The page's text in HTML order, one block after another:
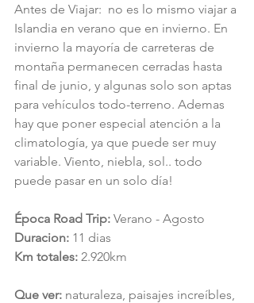
Antes de Viajar:  no es lo mismo viajar a
Islandia en verano que en invierno. En
invierno la mayoría de carreteras de
montaña permanecen cerradas hasta
final de junio, y algunas solo son aptas
para vehículos todo-terreno. Ademas
hay que poner especial atención a la
climatología, ya que puede ser muy
variable. Viento, niebla, sol.. todo
puede pasar en un solo día!
Época Road Trip: Verano - Agosto
Duracion: 11 dias
Km totales: 2.920km
Que ver: naturaleza, paisajes increíbles,